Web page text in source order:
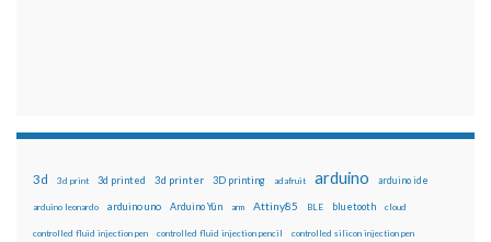
3d 3d print 3d printed 3d printer 3D printing adafruit arduino arduino ide
arduino leonardo arduino uno Arduino Yún arm Attiny85 BLE bluetooth cloud
controlled fluid injection pen controlled fluid injection pencil controlled silicon injection pen